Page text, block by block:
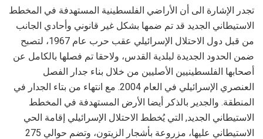
تجدر الإشارة الى أن الأراضي الفلسطينية المستهدفة في المخطط
الاستيطاني الجديد قد تم ضمها بشكل غير قانوني وأحادي الجانب
من قبل دول الاحتلال الإسرائيلي عقب حرب عام 1967، لتصبح
ضمن الحدود الجديدة لبلدية القدس، ولاحقا تم فصلها بالكامل عن
أصحابها الفلسطينيين الأصليين من خلال بناء جدار الفصل
العنصري الإسرائيلي في العام 2004. مع انتهاء من بتاء الجدار في
المنطقة. والجدير بالذكر أيضا الأرض المستهدفة في المخطط
الاستيطاني الجديد, التي يُخطط الاحتلال الإسرائيلي إقامة الحي
الاستيطاني عليها، مزروعة بأشجار الزيتون، وتضم حوالي 275